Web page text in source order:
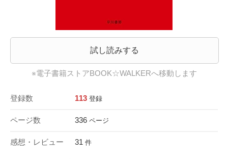
試し読みする
※電子書籍ストアBOOK☆WALKERへ移動します
登録数 113 登録
ページ数 336 ページ
感想・レビュー 31 件